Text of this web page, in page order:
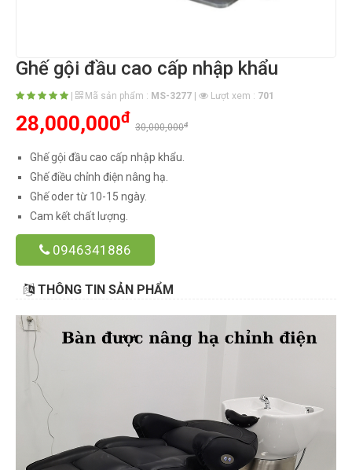
Ghế gội đầu cao cấp nhập khẩu
Mã sản phẩm : MS-3277 Lượt xem : 701
28,000,000đ
30,000,000đ
Ghế gội đầu cao cấp nhập khẩu.
Ghế điều chỉnh điện nâng hạ.
Ghế oder từ 10-15 ngày.
Cam kết chất lượng.
0946341886
THÔNG TIN SẢN PHẨM